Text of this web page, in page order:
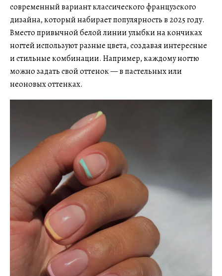
современный вариант классического французского
дизайна, который набирает популярность в 2025 году.
Вместо привычной белой линии улыбки на кончиках
ногтей используют разные цвета, создавая интересные
и стильные комбинации. Например, каждому ногтю
можно задать свой оттенок — в пастельных или
неоновых оттенках.